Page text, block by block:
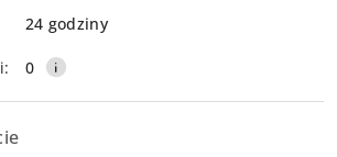
24 godziny
0